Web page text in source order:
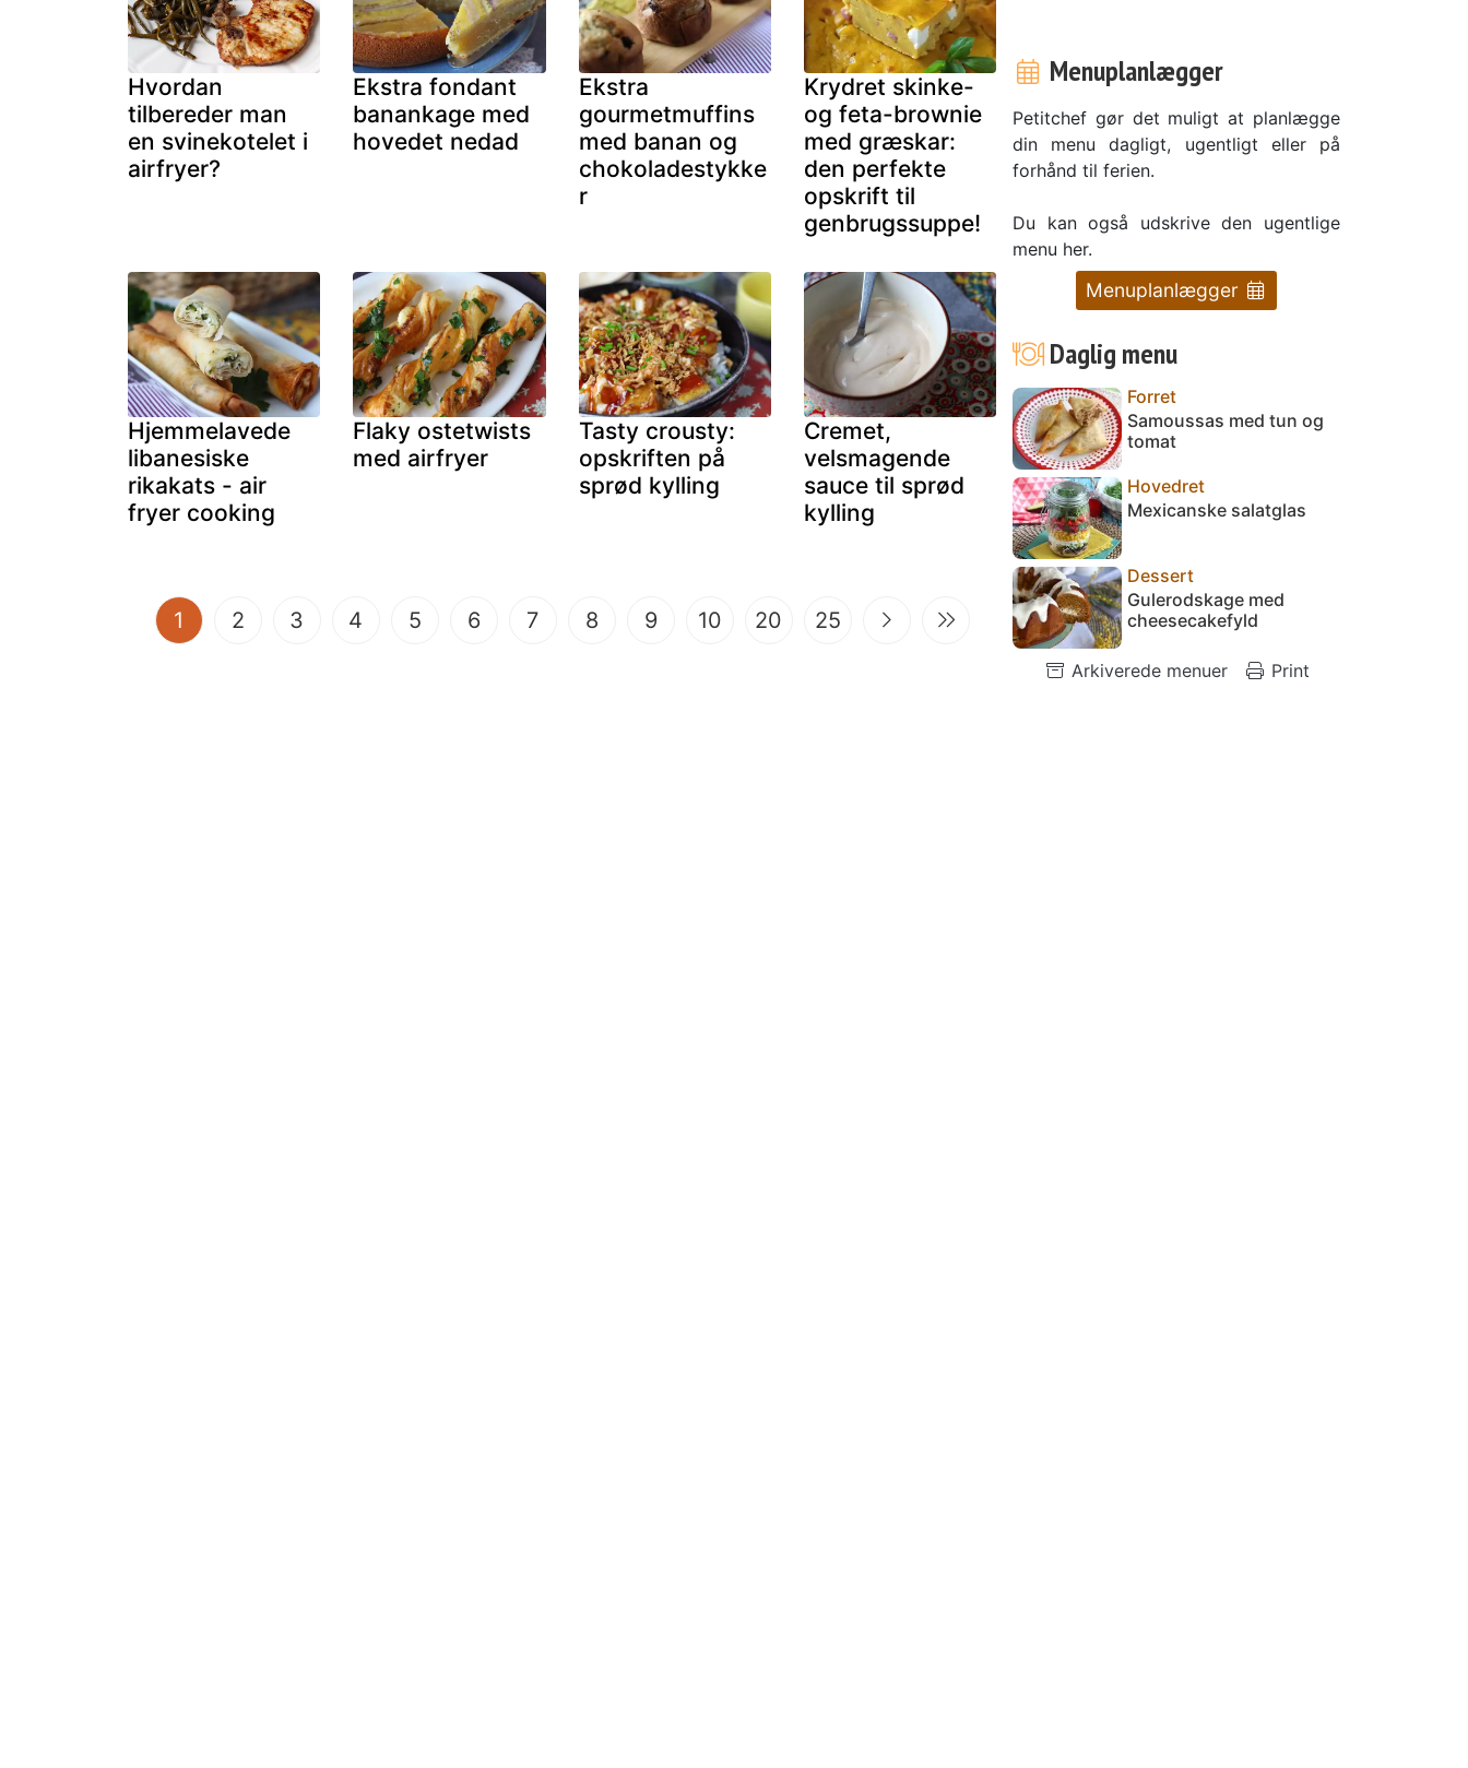
Hvordan
tilbereder man
en svinekotelet i
airfryer?
Ekstra fondant
banankage med
hovedet nedad
Ekstra
gourmetmuffins
med banan og
chokoladestykke
r
Krydret skinke-
og feta-brownie
med græskar:
den perfekte
opskrift til
genbrugssuppe!
Hjemmelavede
libanesiske
rikakats - air
fryer cooking
Flaky ostetwists
med airfryer
Tasty crousty:
opskriften på
sprød kylling
Cremet,
velsmagende
sauce til sprød
kylling
1 (current)
2 3 4 5 6 7 8 9 10 20 25
Menuplanlægger
Petitchef gør det muligt at planlægge
din menu dagligt, ugentligt eller på
forhånd til ferien.
Du kan også udskrive den ugentlige
menu her.
Menuplanlægger
Daglig menu
Forret
Samoussas med tun og
tomat
Hovedret
Mexicanske salatglas
Dessert
Gulerodskage med
cheesecakefyld
Arkiverede menuer Print